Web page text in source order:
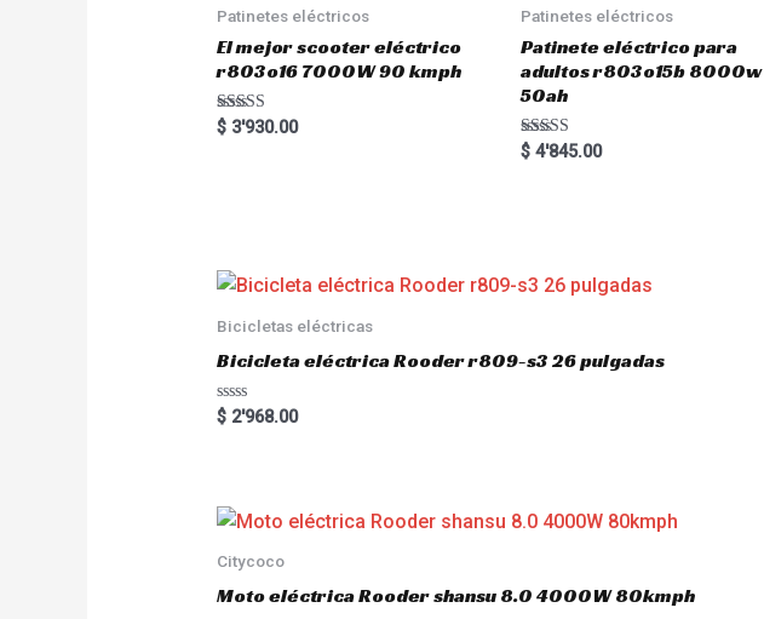
Patinetes eléctricos
El mejor scooter eléctrico
r803o16 7000W 90 kmph
Rated
5.00
$3'930.00
Patinetes eléctricos
Patinete eléctrico para
adultos r803o15b 8000w
50ah
Rated
5.00
$ 4'845.00
Bicicletas eléctricas
Bicicleta eléctrica Rooder r809-s3 26 pulgadas
R
a
o
u
o
f
5
$2'968.00
Citycoco
Moto eléctrica Rooder shansu 8.0 4000W 80kmph